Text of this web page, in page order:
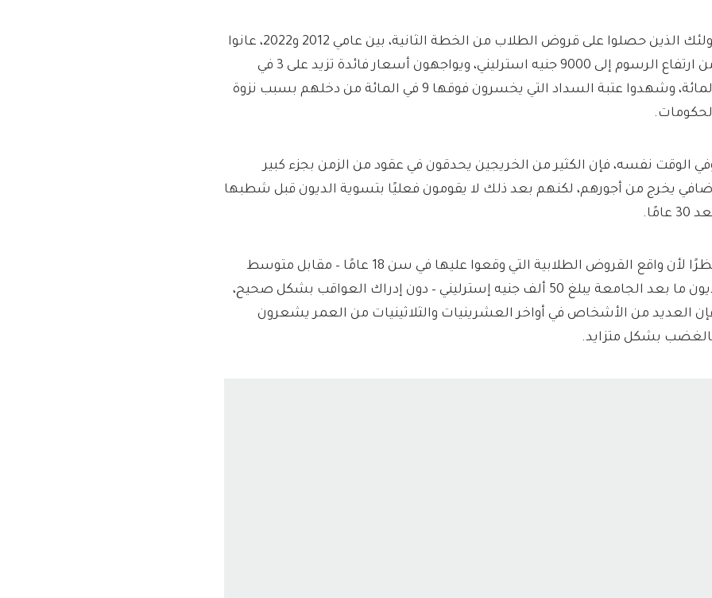
أولئك الذين حصلوا على قروض الطلاب من الخطة الثانية، بين عامي 2012 و2022، عانوا
من ارتفاع الرسوم إلى 9000 جنيه استرليني، ويواجهون أسعار فائدة تزيد على 3 في
المائة، وشهدوا عتبة السداد التي يخسرون فوقها 9 في المائة من دخلهم بسبب نزوة
الوقت نفسه، فإن الكثير من الخريجين يحدقون في عقود من الزمن بجزء كبير
يخرج من أجورهم، لكنهم بعد ذلك لا يقومون فعليًا بتسوية الديون قبل شطبها
30 عامًا.
نظرًا لأن واقع القروض الطلابية التي وقعوا عليها في سن 18 عامًا – مقابل متوسط ​​
ديون ما بعد الجامعة يبلغ 50 ألف جنيه إسترليني – دون إدراك العواقب بشكل صحيح،
العديد من الأشخاص في أواخر العشرينيات والثلاثينيات من العمر يشعرون
بشكل متزايد.